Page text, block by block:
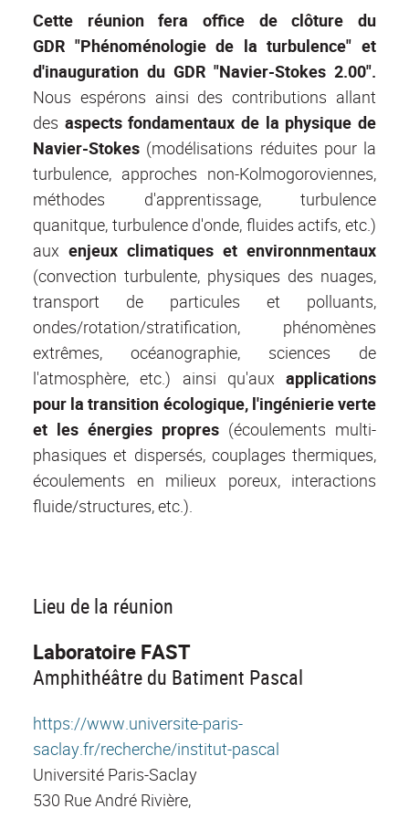
Cette réunion fera office de clôture du
GDR "Phénoménologie de la turbulence" et
d'inauguration du GDR "Navier-Stokes 2.00".
Nous espérons ainsi des contributions allant
des aspects fondamentaux de la physique de
Navier-Stokes (modélisations réduites pour la
turbulence, approches non-Kolmogoroviennes,
méthodes d'apprentissage, turbulence
quanitque, turbulence d'onde, fluides actifs, etc.)
aux enjeux climatiques et environnmentaux
(convection turbulente, physiques des nuages,
transport de particules et polluants,
ondes/rotation/stratification, phénomènes
extrêmes, océanographie, sciences de
l'atmosphère, etc.) ainsi qu'aux applications
pour la transition écologique, l'ingénierie verte
et les énergies propres (écoulements multi-
phasiques et dispersés, couplages thermiques,
écoulements en milieux poreux, interactions
fluide/structures, etc.).
Lieu de la réunion
Laboratoire FAST
Amphithéâtre du Batiment Pascal
https://www.universite-paris-
saclay.fr/recherche/institut-pascal
Université Paris-Saclay
530 Rue André Rivière,